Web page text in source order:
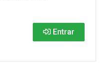
Entrar